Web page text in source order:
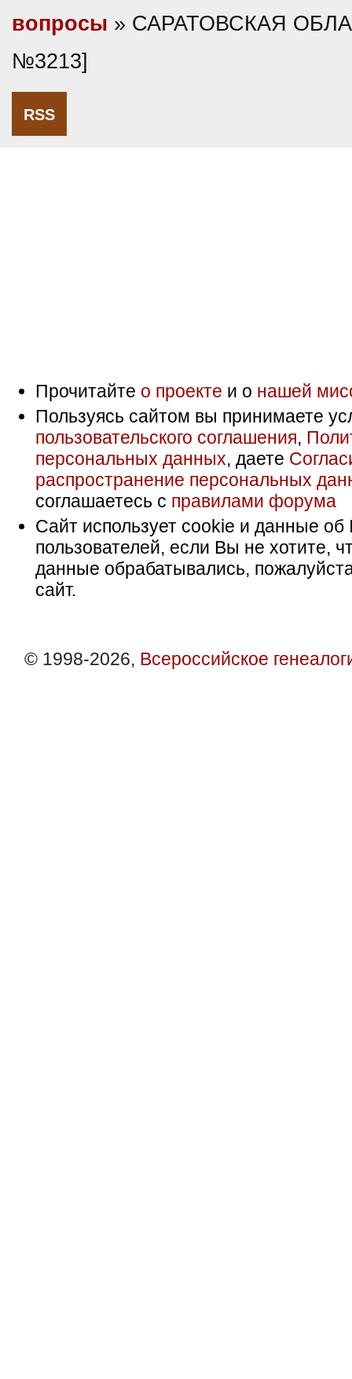
вопросы » САРАТОВСКАЯ
№3213]
RSS
Прочитайте о проекте и о нашей
Пользуясь сайтом вы принимаете
пользовательского соглашения,
персональных данных, даете
распространение персональных
соглашаетесь с правилами форума
Сайт использует cookie и данные об
пользователей, если Вы не хотите,
данные обрабатывались,
сайт.
© 1998-2026, Всероссийское